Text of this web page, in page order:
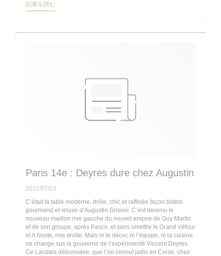
記事を読む((新しいウィンドウで開きます))
Paris 14e : Deyres dure chez Augustin
2021/07/03
C’était la table moderne, drôle, chic et raffinée façon bistrot
gourmand et relaxe d’Augustin Grisoni. C’est devenu le
nouveau maillon rive gauche du nouvel empire de Guy Martin
et de son groupe, après Pasco, et sans omettre le Grand Véfour
et A Noste, rive droite. Mais ni le décor, ni l’équipe, ni la cuisine
ne change sus la gouverne de l’expérimenté Vincent Deyres.
Ce Landais débonnaire, que l’on connut jadis en Corse, chez